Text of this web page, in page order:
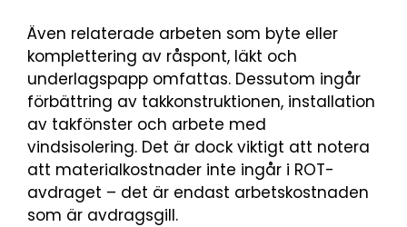
Även relaterade arbeten som byte eller
komplettering av råspont, läkt och
underlagspapp omfattas. Dessutom ingår
förbättring av takkonstruktionen, installation
av takfönster och arbete med
vindsisolering. Det är dock viktigt att notera
att materialkostnader inte ingår i ROT-
avdraget – det är endast arbetskostnaden
som är avdragsgill.